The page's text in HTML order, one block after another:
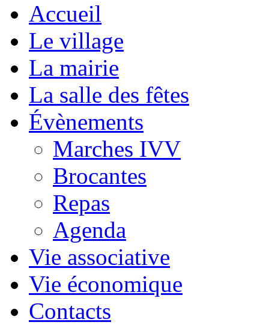
Accueil
Le village
La mairie
La salle des fêtes
Évènements
Marches IVV
Brocantes
Repas
Agenda
Vie associative
Vie économique
Contacts